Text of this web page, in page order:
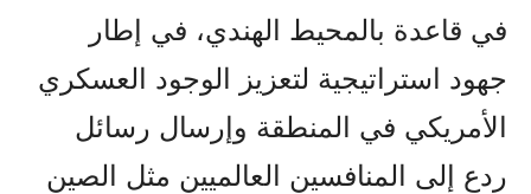
في قاعدة بالمحيط الهندي، في إطار
جهود استراتيجية لتعزيز الوجود العسكري
الأمريكي في المنطقة وإرسال رسائل
ردع إلى المنافسين العالميين مثل الصين